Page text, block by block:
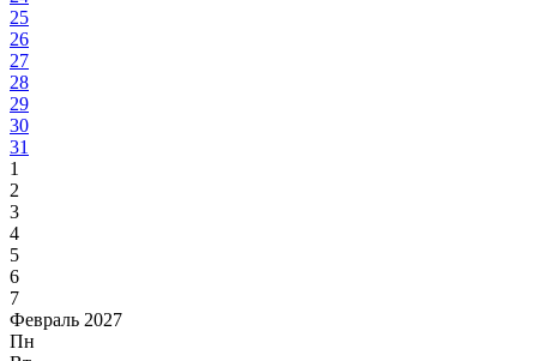
25
26
27
28
29
30
31
1
2
3
4
5
6
7
Февраль 2027
Пн